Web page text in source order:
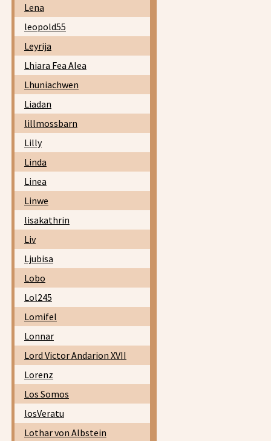
Lena
leopold55
Leyrija
Lhiara Fea Alea
Lhuniachwen
Liadan
lillmossbarn
Lilly
Linda
Linea
Linwe
lisakathrin
Liv
Ljubisa
Lobo
Lol245
Lomifel
Lonnar
Lord Victor Andarion XVII
Lorenz
Los Somos
losVeratu
Lothar von Albstein